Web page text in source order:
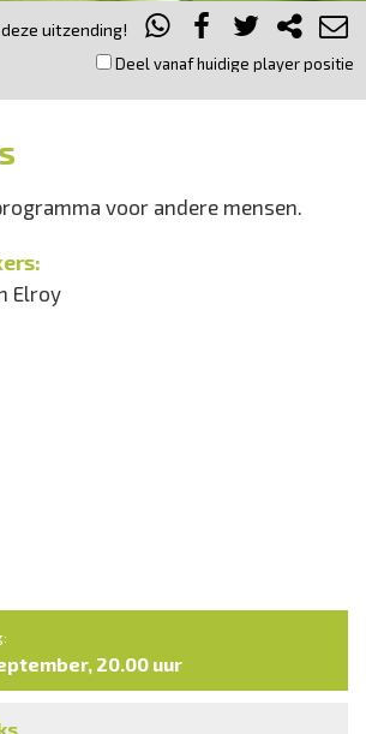
uitzending!
Deel vanaf huidige player positie
voor andere mensen.
Elroy
20.00 uur